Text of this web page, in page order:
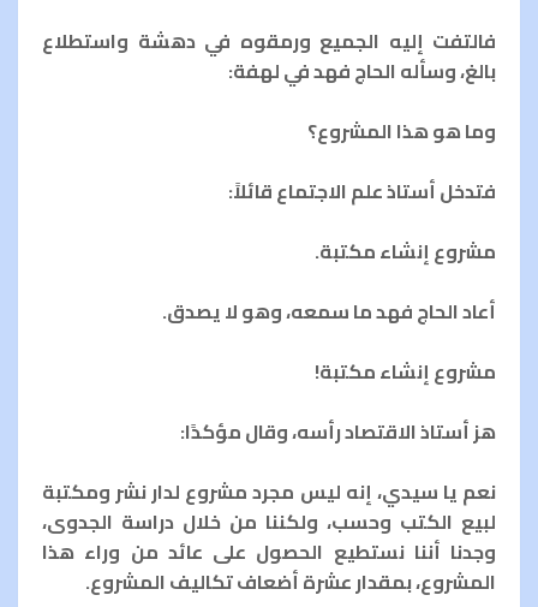
فالتفت إليه الجميع ورمقوه في دهشة واستطلاع
بالغ، وسأله الحاج فهد في لهفة:
وما هو هذا المشروع؟
فتدخل أستاذ علم الاجتماع قائلاً:
مشروع إنشاء مكتبة.
أعاد الحاج فهد ما سمعه، وهو لا يصدق.
مشروع إنشاء مكتبة!
هز أستاذ الاقتصاد رأسه، وقال مؤكدًا:
نعم يا سيدي، إنه ليس مجرد مشروع لدار نشر ومكتبة
لبيع الكتب وحسب، ولكننا من خلال دراسة الجدوى،
وجدنا أننا نستطيع الحصول على عائد من وراء هذا
المشروع، بمقدار عشرة أضعاف تكاليف المشروع.